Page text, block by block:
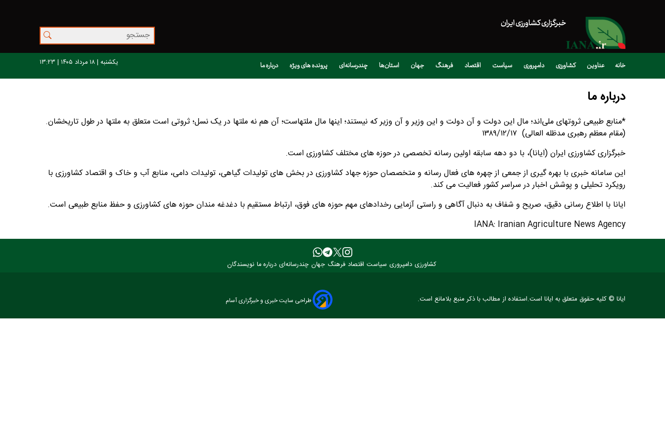
خبرگزاری کشاورزی ایران
خانه عناوین کشاورزی دامپروری سیاست اقتصاد فرهنگ جهان استان‌ها چندرسانه‌ای پرونده های ویژه درباره ما یکشنبه | ۱۸ مرداد ۱۴۰۵ | ۱۳:۲۳
درباره ما
*منابع طبیعی ثروتهای ملی‌اند؛ مال این دولت و آن دولت و این وزیر و آن وزیر که نیستند؛ اینها مال ملتهاست؛ آن هم نه ملتها در یک نسل؛ ثروتی است متعلق به ملتها در طول تاریخشان.
(مقام معظم رهبری مدظله العالی) ۱۳۸۹/۱۲/۱۷
خبرگزاری کشاورزی ایران (ایانا)، با دو دهه سابقه اولین رسانه تخصصی در حوزه های مختلف کشاورزی است.
این سامانه خبری با بهره گیری از جمعی از چهره های فعال رسانه و متخصصان حوزه جهاد کشاورزی در بخش های تولیدات گیاهی، تولیدات دامی، منابع آب و خاک و اقتصاد کشاورزی با
رویکرد تحلیلی و پوشش اخبار در سراسر کشور فعالیت می کند.
ایانا با اطلاع رسانی دقیق، صریح و شفاف به دنبال آگاهی و راستی آزمایی رخدادهای مهم حوزه های فوق، ارتباط مستقیم با دغدغه مندان حوزه های کشاورزی و حفظ منابع طبیعی است.
IANA: Iranian Agriculture News Agency
کشاورزی دامپروری سیاست اقتصاد فرهنگ جهان چندرسانه‌ای درباره ما نویسندگان
ایانا © کلیه حقوق متعلق به ایانا است.استفاده از مطالب با ذکر منبع بلامانع است. طراحی سایت خبری و خبرگزاری آسام